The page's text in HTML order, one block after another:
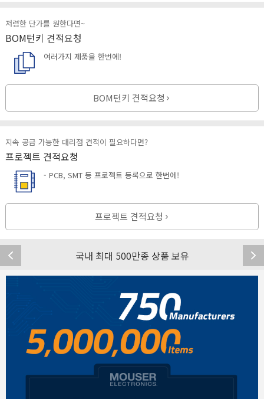
저렴한 단가를 원한다면~
BOM턴키 견적요청
여러가지 제품을 한번에!
BOM턴키 견적요청
지속 공급 가능한 대리점 견적이 필요하다면?
프로젝트 견적요청
- PCB, SMT 등 프로젝트 등록으로 한번에!
프로젝트 견적요청
국내 최대 500만종 상품 보유